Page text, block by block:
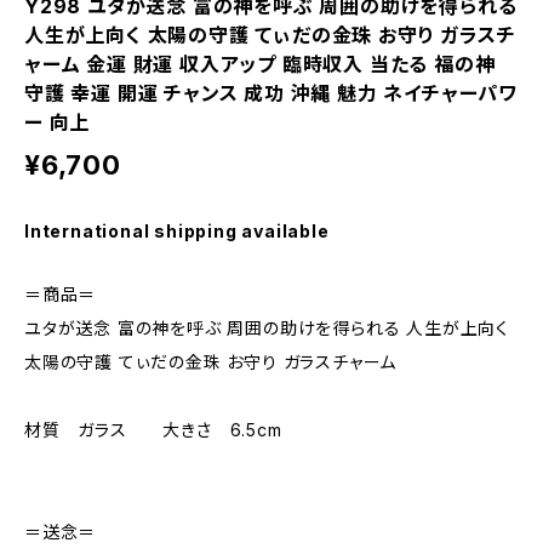
Y298 ユタが送念 富の神を呼ぶ 周囲の助けを得られる
人生が上向く 太陽の守護 てぃだの金珠 お守り ガラスチ
ャーム 金運 財運 収入アップ 臨時収入 当たる 福の神
守護 幸運 開運 チャンス 成功 沖縄 魅力 ネイチャーパワ
ー 向上
¥6,700
International shipping available
＝商品＝
ユタが送念 富の神を呼ぶ 周囲の助けを得られる 人生が上向く
太陽の守護 てぃだの金珠 お守り ガラスチャーム
材質 ガラス 大きさ 6.5cm
＝送念＝